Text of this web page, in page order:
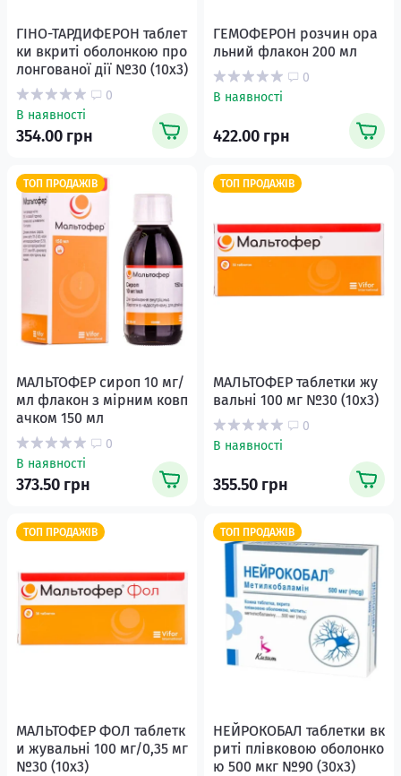
ГІНО-ТАРДИФЕРОН таблет
ки вкриті оболонкою про
лонгованої дії №30 (10х3)
0
В наявності
354.00 грн
ГЕМОФЕРОН розчин ора
льний флакон 200 мл
0
В наявності
422.00 грн
ТОП ПРОДАЖІВ
МАЛЬТОФЕР сироп 10 мг/
мл флакон з мірним ковп
ачком 150 мл
0
В наявності
373.50 грн
ТОП ПРОДАЖІВ
МАЛЬТОФЕР таблетки жу
вальні 100 мг №30 (10х3)
0
В наявності
355.50 грн
ТОП ПРОДАЖІВ
МАЛЬТОФЕР ФОЛ таблетк
и жувальні 100 мг/0,35 мг
№30 (10х3)
ТОП ПРОДАЖІВ
НЕЙРОКОБАЛ таблетки вк
риті плівковою оболонко
ю 500 мкг №90 (30х3)